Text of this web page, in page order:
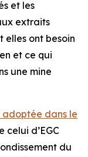
et les
extraits
elles ont besoin
et ce qui
une mine
adoptée dans le
celui d’EGC
du